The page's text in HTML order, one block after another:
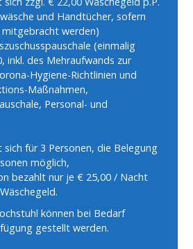
und Handtücher, sofern
werden)
(einmalig
inkl. des Mehraufwands zur
Hygiene-Richtlinien und
Maßnahmen,
Personal- und
sich für 3 Personen, die Belegung
möglich,
bezahlt nur je € 25,00 / Nacht
können bei Bedarf
gestellt werden.